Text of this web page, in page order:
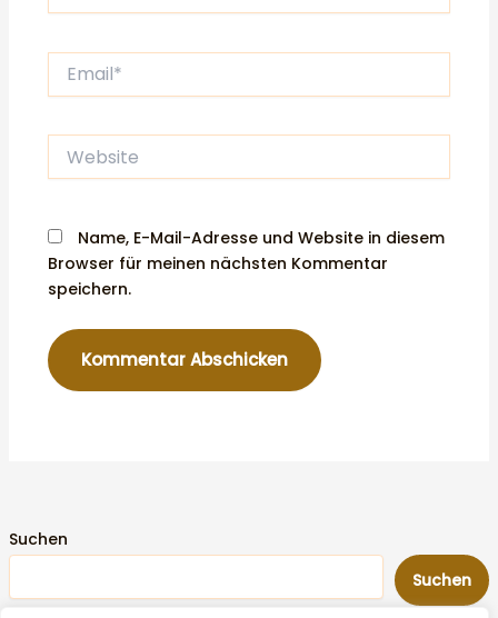
Suchen
Suchen
Website
Name, E-Mail-Adresse und Website in diesem
Browser für meinen nächsten Kommentar
speichern.